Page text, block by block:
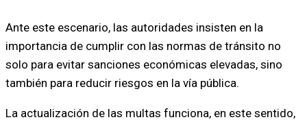
Ante este escenario, las autoridades insisten en la
importancia de cumplir con las normas de tránsito no
solo para evitar sanciones económicas elevadas, sino
también para reducir riesgos en la vía pública.
La actualización de las multas funciona, en este sentido,